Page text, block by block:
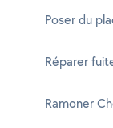
Poser du
Réparer
Ramoner